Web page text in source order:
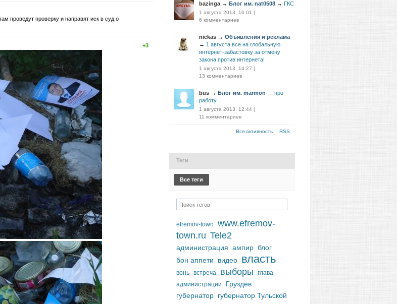
проведут проверку и направят иск в суд о
+3
bazinga → Блог им. nat0508 → ГКС
1 августа 2013, 16:01 |
6 комментариев
nickas → Объявления и реклама
→ 1 августа все на глобальную
интернет-забастовку за отмену
закона против интернета!
1 августа 2013, 14:27 |
13 комментариев
bus → Блог им. marmon → про
работу
1 августа 2013, 12:44 |
11 комментариев
Вся активность RSS
Теги
Все теги
efremov-town
www.efremov-
town.ru Tele2
администрация ампир блог
бон аппети
видео власть
вонь встреча выборы
глава
администрации
Груздев
губернатор губернатор Тульской